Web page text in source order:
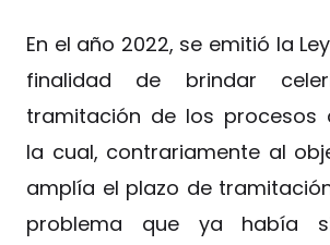
En el año 2022, se emitió la
finalidad de brindar
tramitación de los procesos
la cual, contrariamente al
amplía el plazo de
problema que ya había